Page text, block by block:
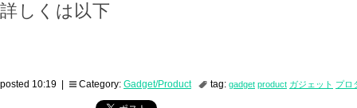
詳しくは以下
posted 10:19 | Category: Gadget/Product tag: gadget product ガジェット プロ